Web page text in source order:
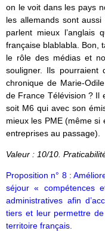
on le voit dans les pays
les allemands sont
parlent mieux l’anglais
française blablabla. Bon,
le rôle des médias et
souligner. Ils pourraient
chronique de Marie-
de France Télévision ? Il
soit M6 qui avec son
mieux les PME (même si
entreprises au passage).
Valeur : 10/10.
Proposition n° 8 :
séjour « compétences
administratives afin
tiers et leur permettre
territoire français.